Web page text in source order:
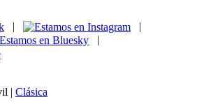
|
|
|
| Clásica